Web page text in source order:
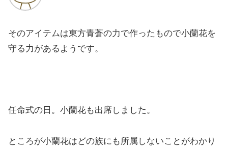
そのアイテムは東方青蒼の力で作ったもので小蘭花を
守る力があるようです。
任命式の日。小蘭花も出席しました。
ところが小蘭花はどの族にも所属しないことがわかり